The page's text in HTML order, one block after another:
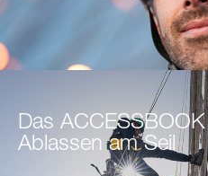
Das
Ablassen am Seil